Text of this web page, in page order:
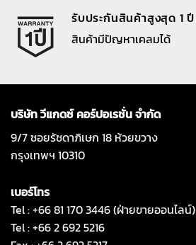
รับประกันสินค้าสูงสุด 1 ปี
สินค้ามีปัญหาเคลมได้
บริษัท วีแกดซ์ คอร์ปอเรชั่น จำกัด
9/7 ซอยรัชดาภิเษก 18 ห้วยขวาง
กรุงเทพฯ 10310
เบอร์โทร
Tel : +66 81 170 3446 (ฝ่ายขายออนไลน์)
Tel : +66 2 692 5216